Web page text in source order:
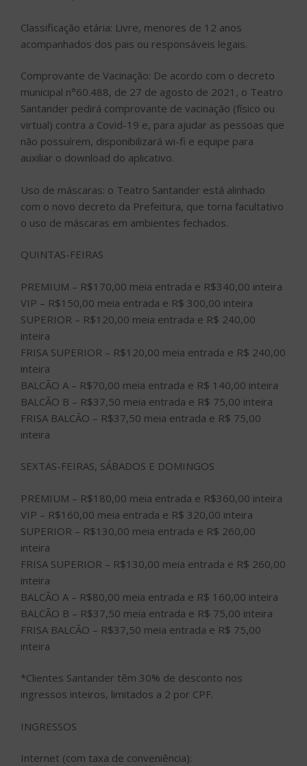
Classificação etária: Livre, menores de 12 anos
acompanhados dos pais ou responsáveis legais.
Comprovante de Vacinação: De acordo com o decreto
municipal n°60.488, de 27 de agosto de 2021, o Teatro
Santander pedirá comprovante de vacinação (físico ou
virtual) contra a Covid-19 e, para ajudar as pessoas que
não possuírem, disponibilizará wi-fi e equipe para
auxiliar o download do aplicativo.
Uso de máscaras: o Teatro Santander está alinhado
com o novo decreto da Prefeitura, que torna facultativo
o uso de máscaras em ambientes fechados.
QUINTAS-FEIRAS
PREMIUM – R$170,00 meia entrada e R$340,00 inteira
VIP – R$150,00 meia entrada e R$ 300,00 inteira
SUPERIOR – R$120,00 meia entrada e R$ 240,00
inteira
FRISA SUPERIOR – R$120,00 meia entrada e R$ 240,00
inteira
BALCÃO A – R$70,00 meia entrada e R$ 140,00 inteira
BALCÃO B – R$37,50 meia entrada e R$ 75,00 inteira
FRISA BALCÃO – R$37,50 meia entrada e R$ 75,00
inteira
SEXTAS-FEIRAS, SÁBADOS E DOMINGOS
PREMIUM – R$180,00 meia entrada e R$360,00 inteira
VIP – R$160,00 meia entrada e R$ 320,00 inteira
SUPERIOR – R$130,00 meia entrada e R$ 260,00
inteira
FRISA SUPERIOR – R$130,00 meia entrada e R$ 260,00
inteira
BALCÃO A – R$80,00 meia entrada e R$ 160,00 inteira
BALCÃO B – R$37,50 meia entrada e R$ 75,00 inteira
FRISA BALCÃO – R$37,50 meia entrada e R$ 75,00
inteira
*Clientes Santander têm 30% de desconto nos
ingressos inteiros, limitados a 2 por CPF.
INGRESSOS
Internet (com taxa de conveniência):